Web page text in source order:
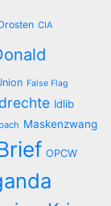
CIA
False Flag
Idlib
Maskenzwang
OPCW